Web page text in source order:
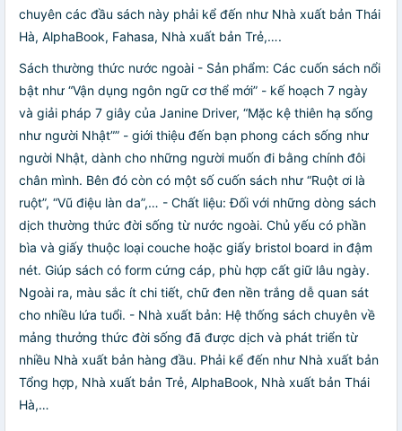
chuyên các đầu sách này phải kể đến như Nhà xuất bản Thái
Hà, AlphaBook, Fahasa, Nhà xuất bản Trẻ,….
Sách thường thức nước ngoài - Sản phẩm: Các cuốn sách nổi
bật như “Vận dụng ngôn ngữ cơ thể mới” - kế hoạch 7 ngày
và giải pháp 7 giây của Janine Driver, “Mặc kệ thiên hạ sống
như người Nhật”” - giới thiệu đến bạn phong cách sống như
người Nhật, dành cho những người muốn đi bằng chính đôi
chân mình. Bên đó còn có một số cuốn sách như “Ruột ơi là
ruột”, “Vũ điệu làn da”,… - Chất liệu: Đối với những dòng sách
dịch thường thức đời sống từ nước ngoài. Chủ yếu có phần
bìa và giấy thuộc loại couche hoặc giấy bristol board in đậm
nét. Giúp sách có form cứng cáp, phù hợp cất giữ lâu ngày.
Ngoài ra, màu sắc ít chi tiết, chữ đen nền trắng dễ quan sát
cho nhiều lứa tuổi. - Nhà xuất bản: Hệ thống sách chuyên về
mảng thưởng thức đời sống đã được dịch và phát triển từ
nhiều Nhà xuất bản hàng đầu. Phải kể đến như Nhà xuất bản
Tổng hợp, Nhà xuất bản Trẻ, AlphaBook, Nhà xuất bản Thái
Hà,…